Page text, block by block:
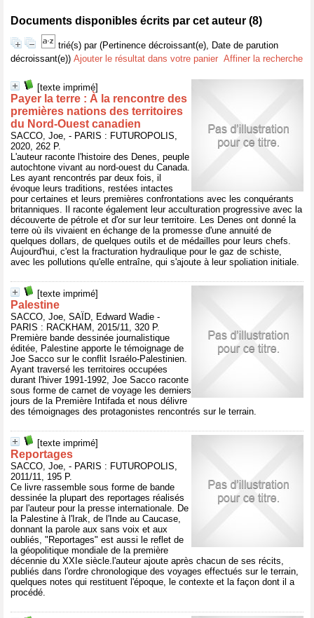
Documents disponibles écrits par cet auteur (8)
trié(s) par (Pertinence décroissant(e), Date de parution
décroissant(e)) Ajouter le résultat dans votre panier Affiner la recherche
[texte imprimé]
Payer la terre : À la rencontre des
premières nations des territoires
du Nord-Ouest canadien
SACCO, Joe, - PARIS : FUTUROPOLIS,
2020, 262 P.
L'auteur raconte l'histoire des Denes, peuple
autochtone vivant au nord-ouest du Canada.
Les ayant rencontrés par deux fois, il
évoque leurs traditions, restées intactes
pour certaines et leurs premières confrontations avec les conquérants
britanniques. Il raconte également leur acculturation progressive avec la
découverte de pétrole et d'or sur leur territoire. Les Denes ont donné la
terre où ils vivaient en échange de la promesse d'une annuité de
quelques dollars, de quelques outils et de médailles pour leurs chefs.
Aujourd'hui, c'est la fracturation hydraulique pour le gaz de schiste,
avec les pollutions qu'elle entraîne, qui s'ajoute à leur spoliation initiale.
[texte imprimé]
Palestine
SACCO, Joe, SAÏD, Edward Wadie -
PARIS : RACKHAM, 2015/11, 320 P.
Première bande dessinée journalistique
éditée, Palestine apporte le témoignage de
Joe Sacco sur le conflit Israélo-Palestinien.
Ayant traversé les territoires occupées
durant l'hiver 1991-1992, Joe Sacco raconte
sous forme de carnet de voyage les derniers
jours de la Première Intifada et nous délivre
des témoignages des protagonistes rencontrés sur le terrain.
[texte imprimé]
Reportages
SACCO, Joe, - PARIS : FUTUROPOLIS,
2011/11, 195 P.
Ce livre rassemble sous forme de bande
dessinée la plupart des reportages réalisés
par l'auteur pour la presse internationale. De
la Palestine à l'Irak, de l'Inde au Caucase,
donnant la parole aux sans voix et aux
oubliés, "Reportages" est aussi le reflet de
la géopolitique mondiale de la première
décennie du XXIe siècle.l'auteur ajoute après chacun de ses récits,
publiés dans l'ordre chronologique des voyages effectués sur le terrain,
quelques notes qui restituent l'époque, le contexte et la façon dont il a
procédé.